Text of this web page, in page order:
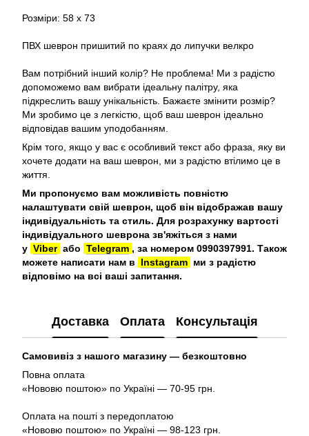
Розміри: 58 х 73
ПВХ шеврон пришитий по краях до липучки велкро
Вам потрібний інший колір? Не проблема! Ми з радістю
допоможемо вам вибрати ідеальну палітру, яка
підкреслить вашу унікальність. Бажаєте змінити розмір?
Ми зробимо це з легкістю, щоб ваш шеврон ідеально
відповідав вашим уподобанням.
Крім того, якщо у вас є особливий текст або фраза, яку ви
хочете додати на ваш шеврон, ми з радістю втілимо це в
життя.
Ми пропонуємо вам можливість повністю
налаштувати свій шеврон, щоб він відображав вашу
індивідуальність та стиль. Для розрахунку вартості
індивідуального шеврона зв'яжіться з нами
у Viber або Telegram , за номером 0990397991. Також
можете написати нам в
Instagram ми з радістю
відповімо на всі ваші запитання.
Доставка Оплата Консультація
Самовивіз з нашого магазину — безкоштовно
Повна оплата
«Нововю поштою» по Україні — 70-95 грн.
Оплата на пошті з передоплатою
«Нововю поштою» по Україні — 98-123 грн.